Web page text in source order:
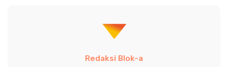
Redaksi Blok-a